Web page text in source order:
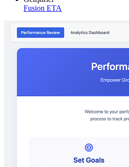
Fusion ETA